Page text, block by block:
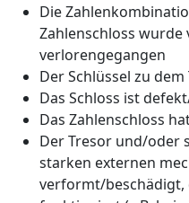
Die
Zahlenschloss
verlorengegangen
Der Schlüssel zu
Das Schloss ist
Das Zahlenschloss
Der Tresor und/oder
starken externen
verformt/beschädigt,